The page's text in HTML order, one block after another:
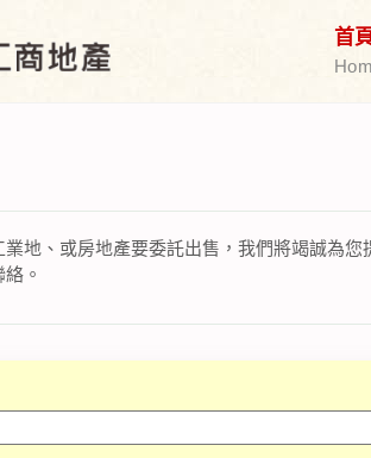
首
地、或房地產要委託出售，我們將竭誠為
。